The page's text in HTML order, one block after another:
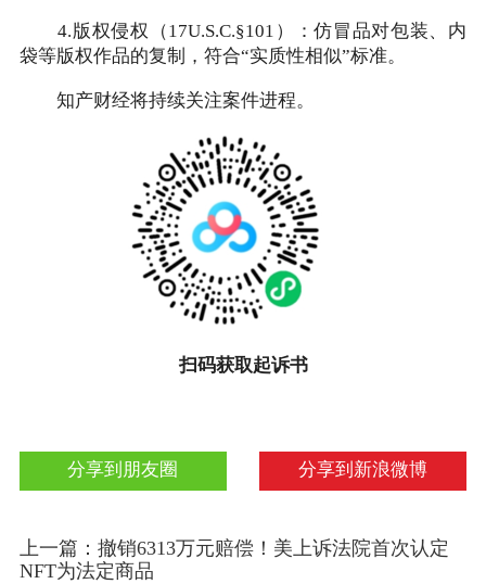
4.版权侵权（17U.S.C.§101）：仿冒品对包装、内
袋等版权作品的复制，符合“实质性相似”标准。
知产财经将持续关注案件进程。
扫码获取起诉书
分享到新浪微博
分享到朋友圈
上一篇：撤销6313万元赔偿！美上诉法院首次认定
NFT为法定商品